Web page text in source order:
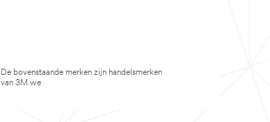
De bovenstaande merken zijn handelsmerken
van 3M.we